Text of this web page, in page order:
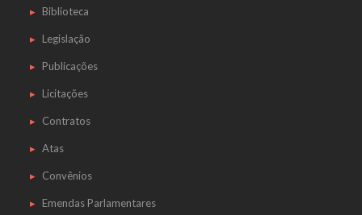
Biblioteca
Legislação
Publicações
Licitações
Contratos
Atas
Convênios
Emendas Parlamentares